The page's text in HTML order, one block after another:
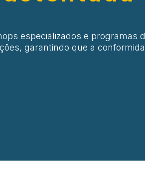
especializados e programas
garantindo que a